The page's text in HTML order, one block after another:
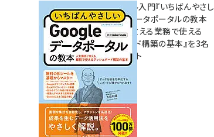
無料BIツール入門『いちばんやさし
いGoogleデータポータルの教本
人気講師が教える業務で使える
ダッシュボード構築の基本』を3名
様にプレゼント
7月31日 10:00